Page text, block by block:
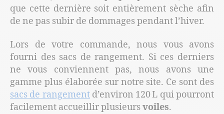
que cette dernière soit entièrement sèche afin
de ne pas subir de dommages pendant l’hiver.
Lors de votre commande, nous vous avons
fourni des sacs de rangement. Si ces derniers
ne vous conviennent pas, nous avons une
gamme plus élaborée sur notre site. Ce sont des
sacs de rangementd’environ 120 L qui pourront
facilement accueillir plusieursvoiles.